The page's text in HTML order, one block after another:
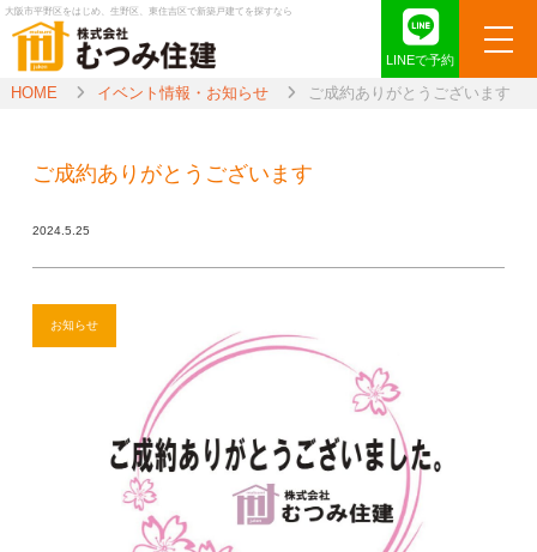
大阪市平野区をはじめ、生野区、東住吉区で新築戸建てを探すなら
LINEで予約
HOME イベント情報・お知らせ ご成約ありがとうございます
ご成約ありがとうございます
2024.5.25
お知らせ